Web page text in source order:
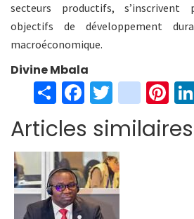
secteurs productifs, s’inscrivent
objectifs de développement
macroéconomique.
Divine Mbala
S
h
ar
e
Fa
ce
b
o
o
k
T
wi
tt
er
in
st
ag
Pi
er
Articles similaires